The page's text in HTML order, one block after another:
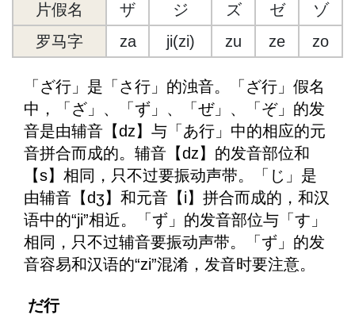
片假名
ザ ジ ズ ゼ
ゾ
罗马字
za ji(zi) zu ze zo
「ざ行」是「さ行」的浊音。「ざ行」假名
中，「ざ」、「ず」、「ぜ」、「ぞ」的发
音是由辅音【dz】与「あ行」中的相应的元
音拼合而成的。辅音【dz】的发音部位和
【s】相同，只不过要振动声带。「じ」是
由辅音【dʒ】和元音【i】拼合而成的，和汉
语中的“ji”相近。「ず」的发音部位与「す」
相同，只不过辅音要振动声带。「ず」的发
音容易和汉语的“zi”混淆，发音时要注意。
だ行